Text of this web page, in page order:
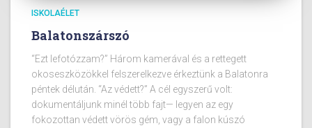
ISKOLAÉLET
Balatonszárszó
“Ezt lefotózzam?” Három kamerával és a rettegett
okoseszközökkel felszerelkezve érkeztünk a Balatonra
péntek délután. “Az védett?” A cél egyszerű volt:
dokumentáljunk minél több fajt— legyen az egy
fokozottan védett vörös gém, vagy a falon kúszó